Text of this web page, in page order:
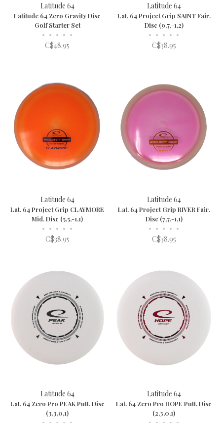
Latitude 64
Latitude 64 Zero Gravity Disc
Golf Starter Set
• • • • •
C$48.95
Latitude 64
Lat. 64 Project Grip SAINT Fair.
Disc (9,7,-1,2)
• • • • •
C$38.95
Latitude 64
Lat. 64 Project Grip CLAYMORE
Mid. Disc (5,5,-1,1)
• • • • •
C$38.95
Latitude 64
Lat. 64 Project Grip RIVER Fair.
Disc (7,7,-1,1)
• • • • •
C$38.95
Latitude 64
Lat. 64 Zero Pro PEAK Putt. Disc
(3,3,0,1)
Latitude 64
Lat. 64 Zero Pro HOPE Putt. Disc
(2,3,0,1)